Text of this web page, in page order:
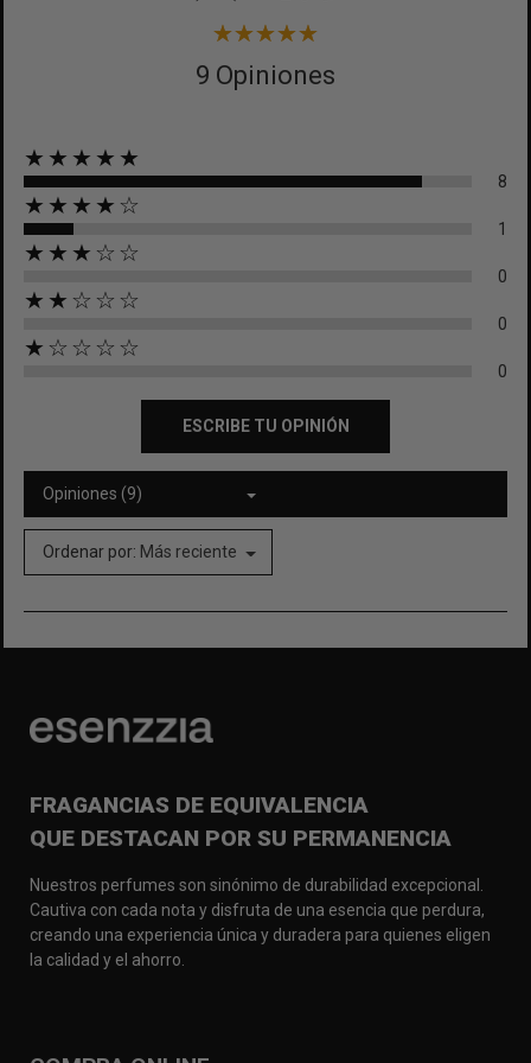
9 Opiniones
★★★★★
8
★★★★☆
1
★★★☆☆
0
★★☆☆☆
0
★☆☆☆☆
0
ESCRIBE TU OPINIÓN
Opiniones (9)
Ordenar por: Más reciente
FRAGANCIAS DE EQUIVALENCIA
QUE DESTACAN POR SU PERMANENCIA
Nuestros perfumes son sinónimo de durabilidad excepcional.
Cautiva con cada nota y disfruta de una esencia que perdura,
creando una experiencia única y duradera para quienes eligen
la calidad y el ahorro.